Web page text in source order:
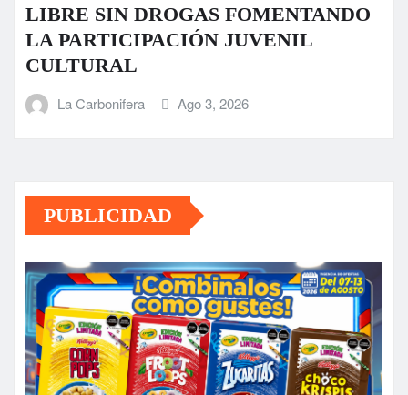
LIBRE SIN DROGAS FOMENTANDO
LA PARTICIPACIÓN JUVENIL
CULTURAL
La Carbonifera Ago 3, 2026
PUBLICIDAD